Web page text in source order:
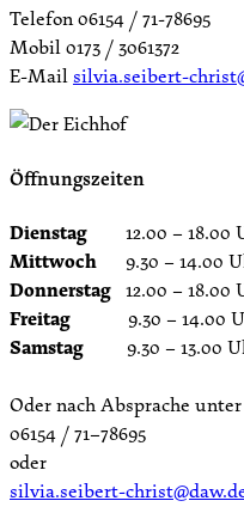
Telefon 06154 / 71-78695
Mobil 0173 / 3061372
E-Mailsilvia.seibert-
Öffnungszeiten
Dienstag 12.00 – 18.00
Mittwoch 9.30 – 14.00
Donnerstag 12.00 – 18.00
Freitag 9.30 – 14.00
Samstag 9.30 – 13.00
Oder nach Absprache unter
06154 / 71–78695
oder
silvia.seibert-